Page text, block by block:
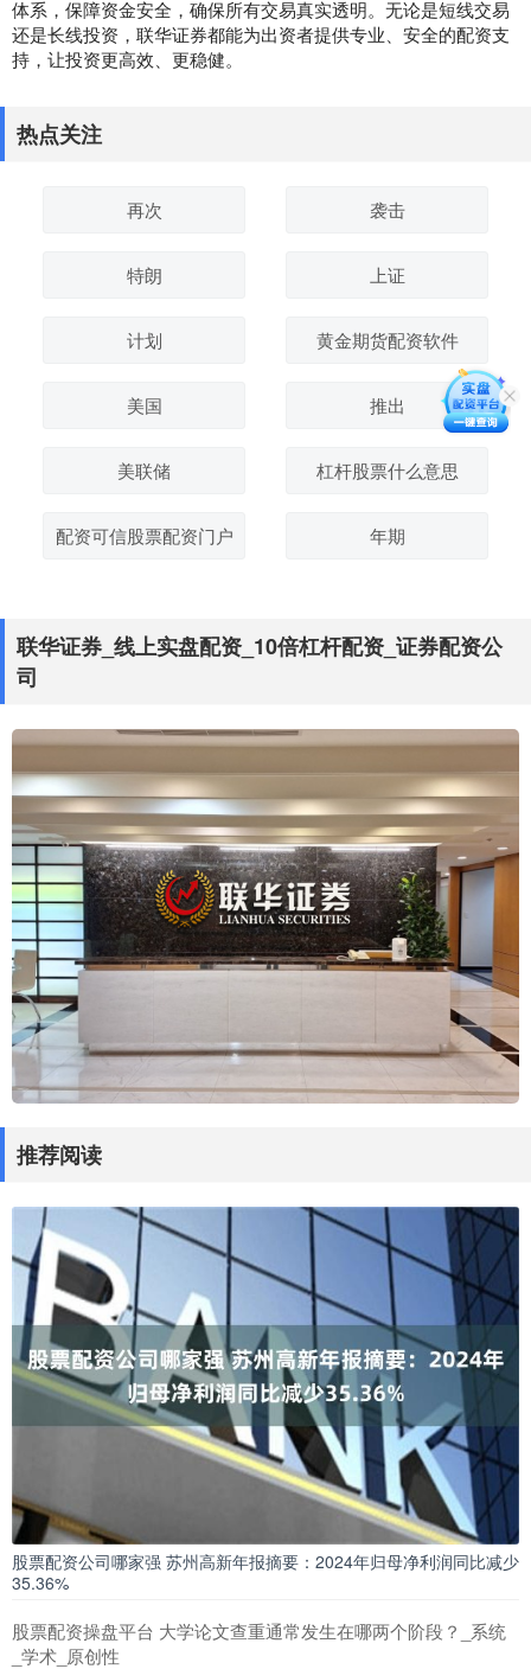
体系，保障资金安全，确保所有交易真实透明。无论是短线交易
还是长线投资，联华证券都能为出资者提供专业、安全的配资支
持，让投资更高效、更稳健。
热点关注
再次 袭击
特朗 上证
计划 黄金期货配资软件
美国 推出
美联储 杠杆股票什么意思
配资可信股票配资门户 年期
联华证券_线上实盘配资_10倍杠杆配资_证券配资公
司
推荐阅读
股票配资公司哪家强 苏州高新年报摘要：2024年归母净利润同比减少
35.36%
股票配资操盘平台 大学论文查重通常发生在哪两个阶段？_系统
_学术_原创性